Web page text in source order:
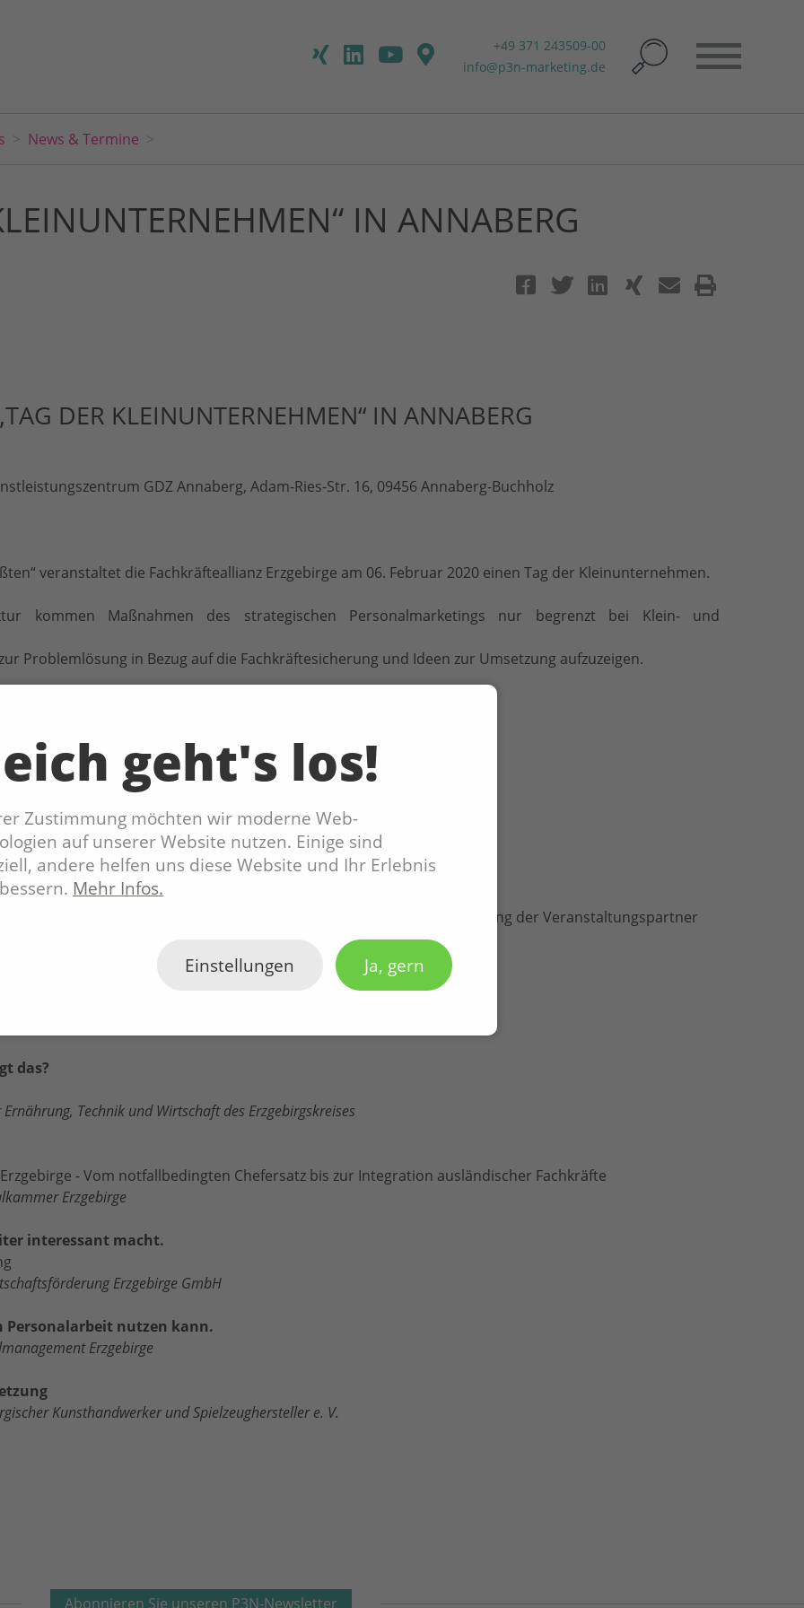
+49 371 243509-00
info@p3n-marketing.de
News & Termine
IN ANNABERG
DER KLEINUNTERNEHMEN“ IN ANNABERG
GDZ Annaberg, Adam-Ries-Str. 16, 09456 Annaberg-Buchholz
veranstaltet die Fachkräfteallianz Erzgebirge am 06. Februar 2020 einen Tag der Kleinunternehmen.
kommen Maßnahmen des strategischen Personalmarketings nur begrenzt bei Klein- und
Problemlösung in Bezug auf die Fachkräftesicherung und Ideen zur Umsetzung aufzuzeigen.
mit guter Personalarbeit?“
in kleinen und Kleinstunternehmen im Erzgebirge
– das geht!
Schellenberger Aue
zur Vertiefung ausgewählter Projekte, Netzwerken und Begleitausstellung der Veranstaltungspartner
das?
Technik und Wirtschaft des Erzgebirgskreises
- Vom notfallbedingten Chefersatz bis zur Integration ausländischer Fachkräfte
Erzgebirge
interessant macht.
Erzgebirge GmbH
Personalarbeit nutzen kann.
Erzgebirge
Kunsthandwerker und Spielzeughersteller e. V.
Abonnieren Sie unseren P3N-Newsletter
geht's los!
Zustimmung möchten wir moderne Web-
auf unserer Website nutzen. Einige sind
andere helfen uns diese Website und Ihr Erlebnis
Mehr Infos.
Einstellungen Ja, gern